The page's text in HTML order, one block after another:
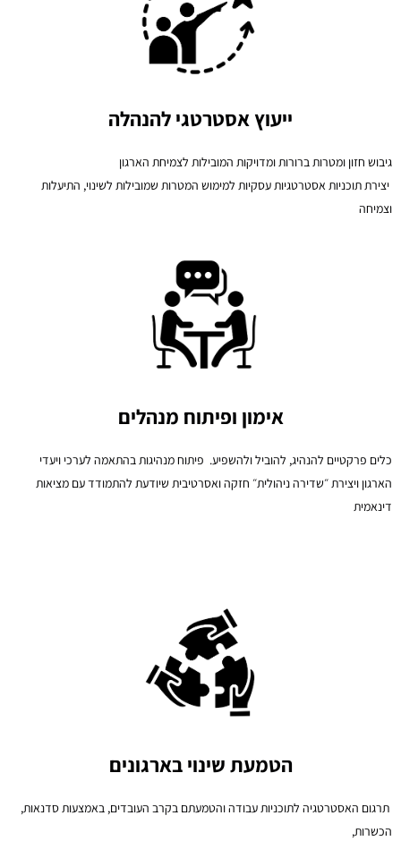
ייעוץ אסטרטגי להנהלה
גיבוש חזון ומטרות ברורות ומדויקות המובילות לצמיחת הארגון
יצירת תוכניות אסטרטגיות עסקיות למימוש המטרות שמובילות לשינוי, התיעלות
וצמיחה
אימון ופיתוח מנהלים
כלים פרקטיים להנהיג, להוביל ולהשפיע. פיתוח מנהיגות בהתאמה לערכי ויעדי
הארגון ויצירת ״שדירה ניהולית״ חזקה ואסרטיבית שיודעת להתמודד עם מציאות
דינאמית
הטמעת שינוי בארגונים
תרגום האסטרטגיה לתוכניות עבודה והטמעתם בקרב העובדים, באמצעות סדנאות,
הכשרות,